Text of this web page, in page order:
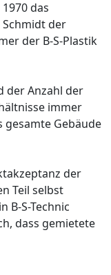
das
der
der B-S-Plastik
der Anzahl der
immer
gesamte Gebäude
der
Teil selbst
B-S-Technic
dass gemietete